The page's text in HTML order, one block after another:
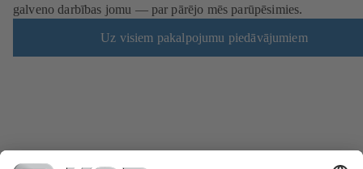
galveno darbības jomu — par pārējo mēs parūpēsimies.
Uz visiem pakalpojumu piedāvājumiem